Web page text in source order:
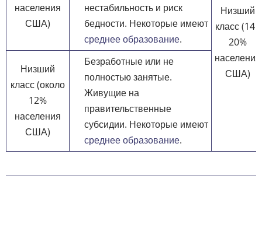
населения
США)
нестабильность и риск
бедности. Некоторые имеют
среднее образование.
Низший
класс (14 -
20%
населения
США)
Низший
класс (около
12%
населения
США)
Безработные или не
полностью занятые.
Живущие на
правительственные
субсидии. Некоторые имеют
среднее образование.